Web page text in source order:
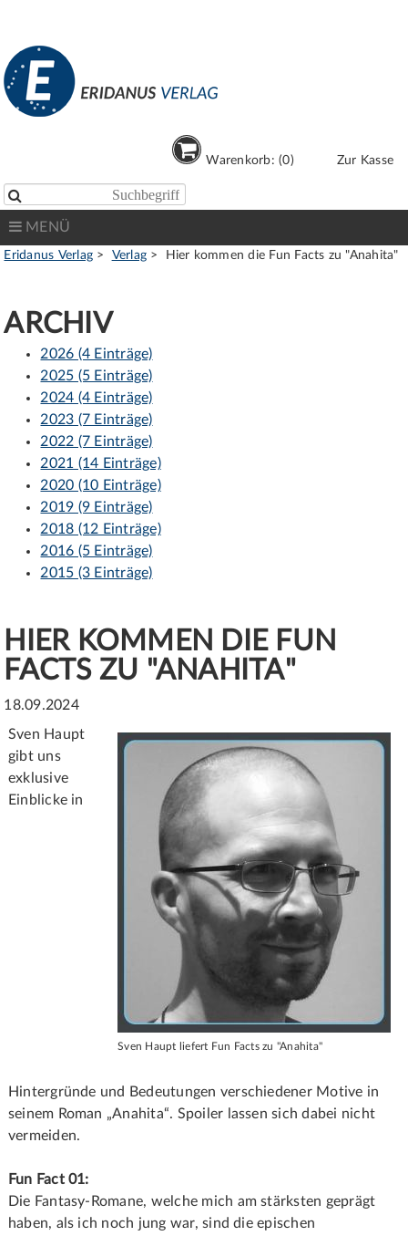
Warenkorb: (0) Zur Kasse

MENÜ
Eridanus Verlag Verlag Hier kommen die Fun Facts zu "Anahita"
ARCHIV
2026 (4 Einträge)
2025 (5 Einträge)
2024 (4 Einträge)
2023 (7 Einträge)
2022 (7 Einträge)
2021 (14 Einträge)
2020 (10 Einträge)
2019 (9 Einträge)
2018 (12 Einträge)
2016 (5 Einträge)
2015 (3 Einträge)
HIER KOMMEN DIE FUN
FACTS ZU "ANAHITA"
18.09.2024
Sven Haupt liefert Fun Facts zu "Anahita"
Sven Haupt
gibt uns
exklusive
Einblicke in
Hintergründe und Bedeutungen verschiedener Motive in
seinem Roman „Anahita“. Spoiler lassen sich dabei nicht
vermeiden.
Fun Fact 01:
Die Fantasy-Romane, welche mich am stärksten geprägt
haben, als ich noch jung war, sind die epischen